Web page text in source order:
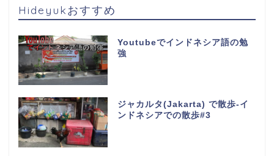
Hideyukおすすめ
Youtubeでインドネシア語の勉
強
ジャカルタ(Jakarta) で散歩-イ
ンドネシアでの散歩#3